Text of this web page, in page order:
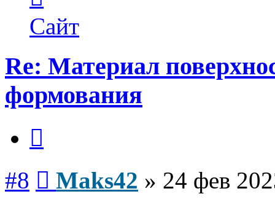
пользователя
Maks42
Сайт
Re: Материал
формования
#8 Maks42 » 24 фев